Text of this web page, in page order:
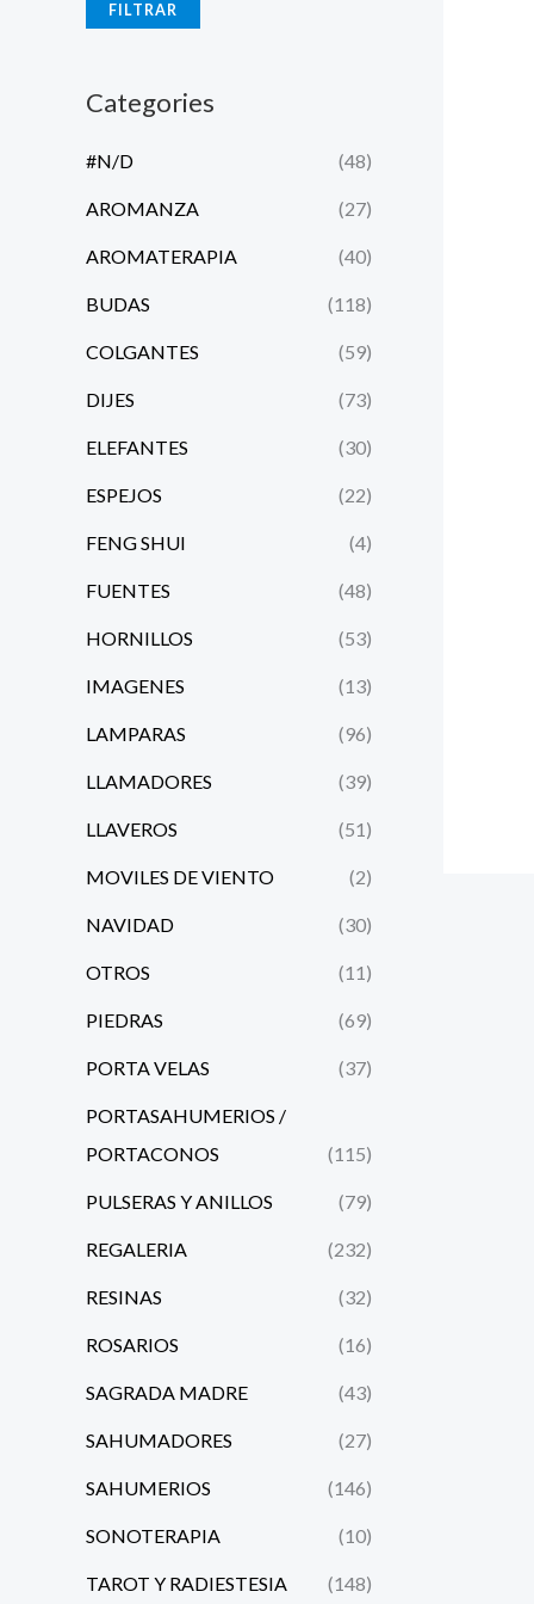
FILTRAR
Categories
#N/D (48)
AROMANZA (27)
AROMATERAPIA (40)
BUDAS (118)
COLGANTES (59)
DIJES (73)
ELEFANTES (30)
ESPEJOS (22)
FENG SHUI (4)
FUENTES (48)
HORNILLOS (53)
IMAGENES (13)
LAMPARAS (96)
LLAMADORES (39)
LLAVEROS (51)
MOVILES DE VIENTO (2)
NAVIDAD (30)
OTROS (11)
PIEDRAS (69)
PORTA VELAS (37)
PORTASAHUMERIOS /
PORTACONOS
(115)
PULSERAS Y ANILLOS (79)
REGALERIA (232)
RESINAS (32)
ROSARIOS (16)
SAGRADA MADRE (43)
SAHUMADORES (27)
SAHUMERIOS (146)
SONOTERAPIA (10)
TAROT Y RADIESTESIA (148)